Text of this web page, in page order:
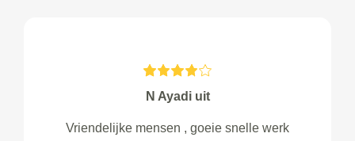
N Ayadi uit
Vriendelijke mensen , goeie snelle werk